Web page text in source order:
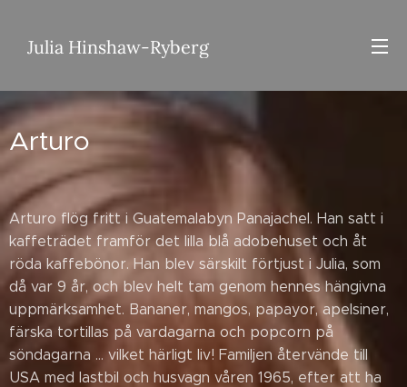
Julia Hinshaw-Ryberg
Arturo
Arturo flög fritt i Guatemalabyn Panajachel. Han satt i
kaffeträdet framför det lilla blå adobehuset och åt
röda kaffebönor. Han blev särskilt förtjust i Julia, som
då var 9 år, och blev helt tam genom hennes hängivna
uppmärksamhet. Bananer, mangos, papayor, apelsiner,
färska tortillas på vardagarna och popcorn på
söndagarna ... vilket härligt liv! Familjen återvände till
USA med lastbil och husvagn våren 1965, efter att ha